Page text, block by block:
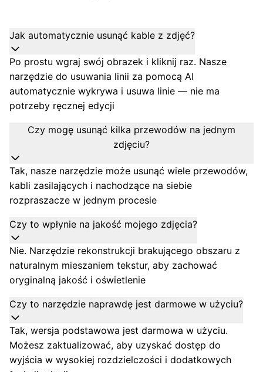
Jak automatycznie usunąć kable z zdjęć?
Po prostu wgraj swój obrazek i kliknij raz. Nasze
narzędzie do usuwania linii za pomocą AI
automatycznie wykrywa i usuwa linie — nie ma
potrzeby ręcznej edycji
Czy mogę usunąć kilka przewodów na jednym
zdjęciu?
Tak, nasze narzędzie może usunąć wiele przewodów,
kabli zasilających i nachodzące na siebie
rozpraszacze w jednym procesie
Czy to wpłynie na jakość mojego zdjęcia?
Nie. Narzędzie rekonstrukcji brakującego obszaru z
naturalnym mieszaniem tekstur, aby zachować
oryginalną jakość i oświetlenie
Czy to narzędzie naprawdę jest darmowe w użyciu?
Tak, wersja podstawowa jest darmowa w użyciu.
Możesz zaktualizować, aby uzyskać dostęp do
wyjścia w wysokiej rozdzielczości i dodatkowych